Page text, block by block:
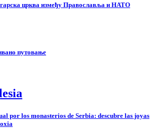
црква између Православља и НАТО
путовање
por los monasterios de Serbia: descubre las joyas